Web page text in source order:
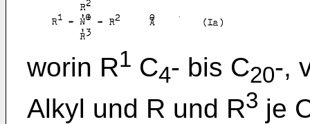
worin R1 C4- bis C20-,
Alkyl und R und R3 je